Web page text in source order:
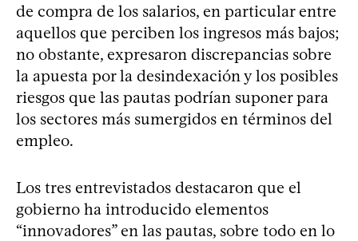
de compra de los salarios, en particular entre
aquellos que perciben los ingresos más bajos;
no obstante, expresaron discrepancias sobre
la apuesta por la desindexación y los posibles
riesgos que las pautas podrían suponer para
los sectores más sumergidos en términos del
empleo.
Los tres entrevistados destacaron que el
gobierno ha introducido elementos
“innovadores” en las pautas, sobre todo en lo